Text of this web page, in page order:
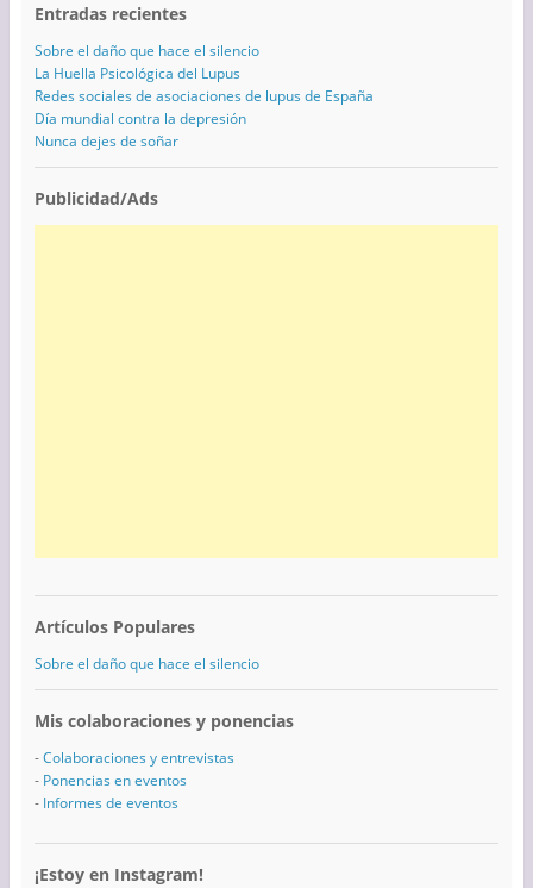
Entradas recientes
Sobre el daño que hace el silencio
La Huella Psicológica del Lupus
Redes sociales de asociaciones de lupus de España
Día mundial contra la depresión
Nunca dejes de soñar
Publicidad/Ads
Artículos Populares
Sobre el daño que hace el silencio
Mis colaboraciones y ponencias
-Colaboraciones y entrevistas
- Ponencias en eventos
- Informes de eventos
¡Estoy en Instagram!